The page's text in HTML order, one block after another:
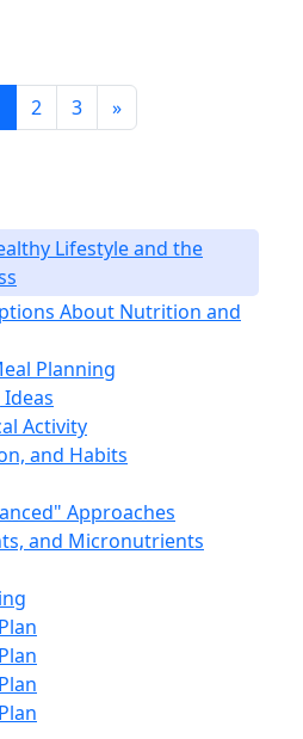
2 3 »
Lifestyle and the
About Nutrition and
Planning
Activity
and Habits
Approaches
and Micronutrients